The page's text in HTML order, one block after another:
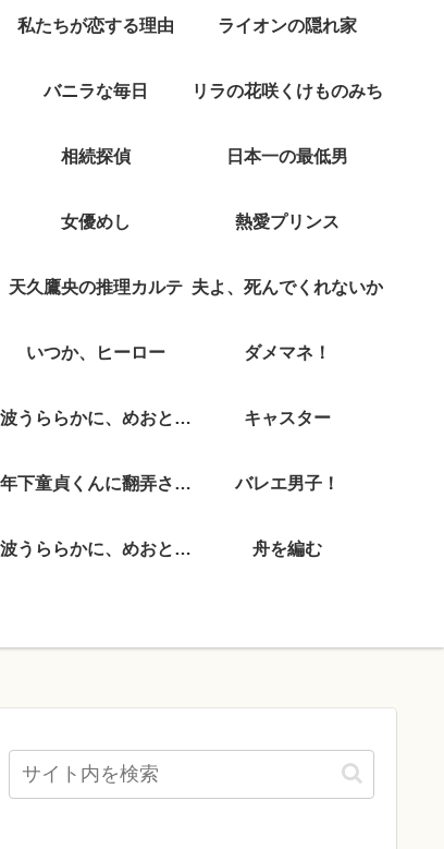
私たちが恋する理由 ライオンの隠れ家
バニラな毎日 リラの花咲くけものみち
相続探偵 日本一の最低男
女優めし 熱愛プリンス
天久鷹央の推理カルテ 夫よ、死んでくれないか
いつか、ヒーロー ダメマネ！
波うららかに、めおと日和 キャスター
年下童貞くんに翻弄されてます バレエ男子！
波うららかに、めおと日和 舟を編む